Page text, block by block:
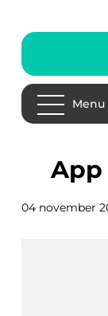
Menu
04 november